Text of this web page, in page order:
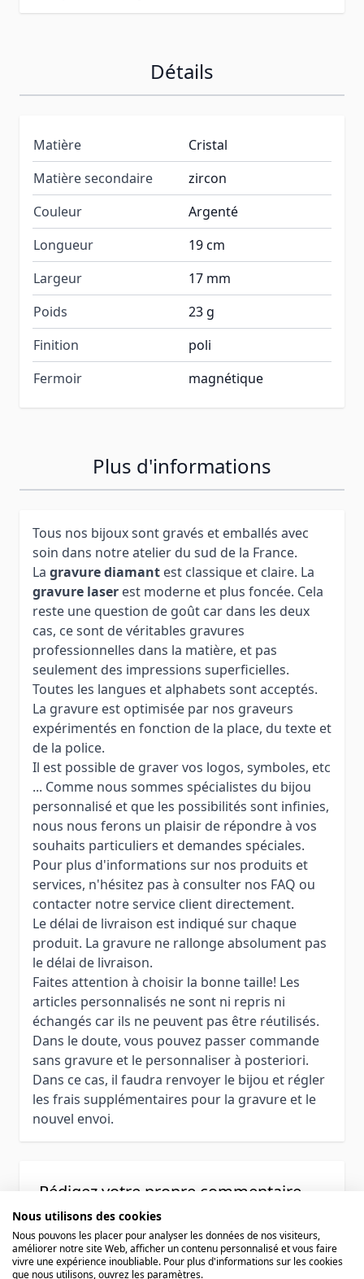
Détails
Matière
Cristal
Matière secondaire
zircon
Couleur
Argenté
Longueur
19 cm
Largeur
17 mm
Poids
23 g
Finition
poli
Fermoir
magnétique
Plus d'informations
Tous nos bijoux sont gravés et emballés avec
soin dans notre atelier du sud de la France.
La gravure diamant est classique et claire. La
gravure laser est moderne et plus foncée. Cela
reste une question de goût car dans les deux
cas, ce sont de véritables gravures
professionnelles dans la matière, et pas
seulement des impressions superficielles.
Toutes les langues et alphabets sont acceptés.
La gravure est optimisée par nos graveurs
expérimentés en fonction de la place, du texte et
de la police.
Il est possible de graver vos logos, symboles, etc
... Comme nous sommes spécialistes du bijou
personnalisé et que les possibilités sont infinies,
nous nous ferons un plaisir de répondre à vos
souhaits particuliers et demandes spéciales.
Pour plus d'informations sur nos produits et
services, n'hésitez pas à consulter nos FAQ ou
contacter notre service client directement.
Le délai de livraison est indiqué sur chaque
produit. La gravure ne rallonge absolument pas
le délai de livraison.
Faites attention à choisir la bonne taille! Les
articles personnalisés ne sont ni repris ni
échangés car ils ne peuvent pas être réutilisés.
Dans le doute, vous pouvez passer commande
sans gravure et le personnaliser à posteriori.
Dans ce cas, il faudra renvoyer le bijou et régler
les frais supplémentaires pour la gravure et le
nouvel envoi.
Rédigez votre propre commentaire
Vous commentez :Bracelet cristal personnalisé - 1280
Votre évaluation:
Nous utilisons des cookies
Nous pouvons les placer pour analyser les données de nos visiteurs,
améliorer notre site Web, afficher un contenu personnalisé et vous faire
vivre une expérience inoubliable. Pour plus d'informations sur les cookies
que nous utilisons, ouvrez les paramètres.